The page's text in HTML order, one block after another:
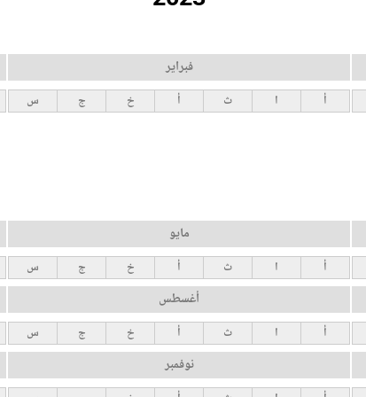
فبراير
أ ا ث أ خ ج س
مايو
أ ا ث أ خ ج س
أغسطس
أ ا ث أ خ ج س
نوفمبر